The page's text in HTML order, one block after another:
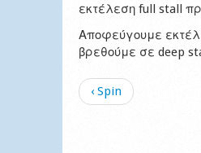
εκτέλεση full stall
Αποφεύγουμε
βρεθούμε σε deep
‹ Spin